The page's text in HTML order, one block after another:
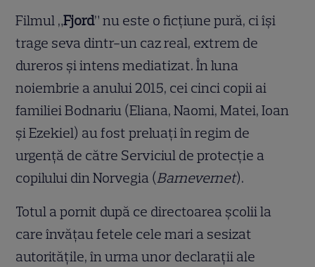
Filmul „Fjord” nu este o ficțiune pură, ci își
trage seva dintr-un caz real, extrem de
dureros și intens mediatizat. În luna
noiembrie a anului 2015, cei cinci copii ai
familiei Bodnariu (Eliana, Naomi, Matei, Ioan
și Ezekiel) au fost preluați în regim de
urgență de către Serviciul de protecție a
copilului din Norvegia (Barnevernet).
Totul a pornit după ce directoarea școlii la
care învățau fetele cele mari a sesizat
autoritățile, în urma unor declarații ale